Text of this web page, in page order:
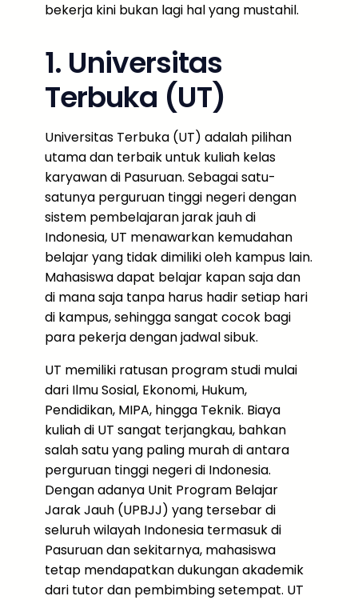
bekerja kini bukan lagi hal yang mustahil.
1. Universitas
Terbuka (UT)
Universitas Terbuka (UT) adalah pilihan
utama dan terbaik untuk kuliah kelas
karyawan di Pasuruan. Sebagai satu-
satunya perguruan tinggi negeri dengan
sistem pembelajaran jarak jauh di
Indonesia, UT menawarkan kemudahan
belajar yang tidak dimiliki oleh kampus lain.
Mahasiswa dapat belajar kapan saja dan
di mana saja tanpa harus hadir setiap hari
di kampus, sehingga sangat cocok bagi
para pekerja dengan jadwal sibuk.
UT memiliki ratusan program studi mulai
dari Ilmu Sosial, Ekonomi, Hukum,
Pendidikan, MIPA, hingga Teknik. Biaya
kuliah di UT sangat terjangkau, bahkan
salah satu yang paling murah di antara
perguruan tinggi negeri di Indonesia.
Dengan adanya Unit Program Belajar
Jarak Jauh (UPBJJ) yang tersebar di
seluruh wilayah Indonesia termasuk di
Pasuruan dan sekitarnya, mahasiswa
tetap mendapatkan dukungan akademik
dari tutor dan pembimbing setempat. UT